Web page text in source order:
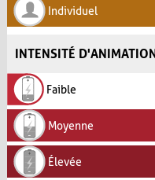
Individuel
INTENSITÉ D'ANIMATION
Faible
Moyenne
Élevée